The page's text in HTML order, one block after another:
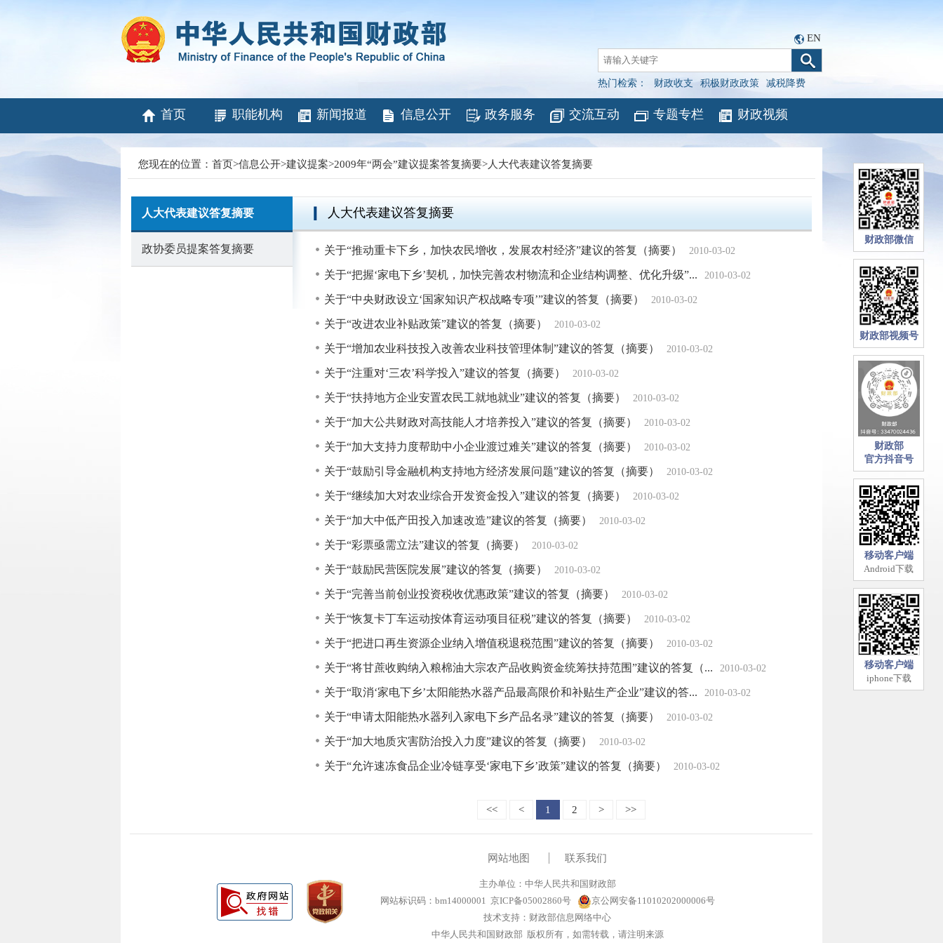
EN
热门检索： 财政收支 积极财政政策 减税降费
首页 职能机构 新闻报道 信息公开 政务服务 交流互动 专题专栏 财政视频
您现在的位置： 首页>信息公开>建议提案>2009年“两会”建议提案答复摘要>人大代表建议答复摘要
人大代表建议答复摘要
政协委员提案答复摘要
人大代表建议答复摘要
关于“推动重卡下乡，加快农民增收，发展农村经济”建议的答复（摘要） 2010-03-02
关于“把握‘家电下乡’契机，加快完善农村物流和企业结构调整、优化升级”... 2010-03-02
关于“中央财政设立‘国家知识产权战略专项’”建议的答复（摘要） 2010-03-02
关于“改进农业补贴政策”建议的答复（摘要） 2010-03-02
关于“增加农业科技投入改善农业科技管理体制”建议的答复（摘要） 2010-03-02
关于“注重对‘三农’科学投入”建议的答复（摘要） 2010-03-02
关于“扶持地方企业安置农民工就地就业”建议的答复（摘要） 2010-03-02
关于“加大公共财政对高技能人才培养投入”建议的答复（摘要） 2010-03-02
关于“加大支持力度帮助中小企业渡过难关”建议的答复（摘要） 2010-03-02
关于“鼓励引导金融机构支持地方经济发展问题”建议的答复（摘要） 2010-03-02
关于“继续加大对农业综合开发资金投入”建议的答复（摘要） 2010-03-02
关于“加大中低产田投入加速改造”建议的答复（摘要） 2010-03-02
关于“彩票亟需立法”建议的答复（摘要） 2010-03-02
关于“鼓励民营医院发展”建议的答复（摘要） 2010-03-02
关于“完善当前创业投资税收优惠政策”建议的答复（摘要） 2010-03-02
关于“恢复卡丁车运动按体育运动项目征税”建议的答复（摘要） 2010-03-02
关于“把进口再生资源企业纳入增值税退税范围”建议的答复（摘要） 2010-03-02
关于“将甘蔗收购纳入粮棉油大宗农产品收购资金统筹扶持范围”建议的答复（... 2010-03-02
关于“取消‘家电下乡’太阳能热水器产品最高限价和补贴生产企业”建议的答... 2010-03-02
关于“申请太阳能热水器列入家电下乡产品名录”建议的答复（摘要） 2010-03-02
关于“加大地质灾害防治投入力度”建议的答复（摘要） 2010-03-02
关于“允许速冻食品企业冷链享受‘家电下乡’政策”建议的答复（摘要） 2010-03-02
<< < 1 2 > >>
网站地图 联系我们
主办单位：中华人民共和国财政部
网站标识码：bm14000001 京ICP备05002860号
京公网安备11010202000006号
技术支持：财政部信息网络中心
中华人民共和国财政部 版权所有，如需转载，请注明来源
财政部微信
财政部视频号
财政部
官方抖音号
移动客户端
Android下载
移动客户端
iphone下载